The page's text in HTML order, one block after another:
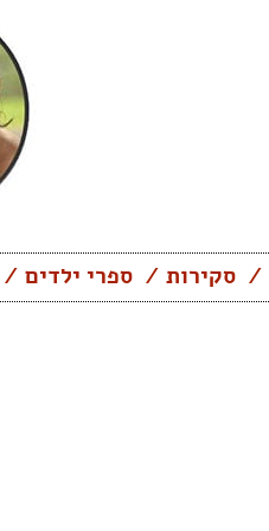
סקירות ספרי ילדים